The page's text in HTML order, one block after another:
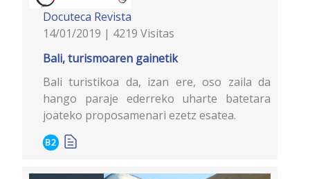
Docuteca Revista
14/01/2019 | 4219 Visitas
Bali, turismoaren gainetik
Bali turistikoa da, izan ere, oso zaila da
hango paraje ederreko uharte batetara
joateko proposamenari ezetz esatea.
B2